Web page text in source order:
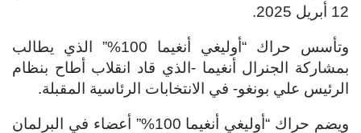
12 أبريل 2025.
وتأسس حراك “أوليغي أنغيما 100%” الذي يطالب
بمشاركة الجنرال أنغيما -الذي قاد انقلاب أطاح بنظام
الرئيس علي بونغو- في الانتخابات الرئاسية المقبلة.
ويضم حراك “أوليغي أنغيما 100%” أعضاء في البرلمان